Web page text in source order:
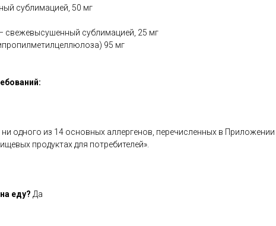
сублимацией, 50 мг
свежевысушенный сублимацией, 25 мг
95 мг
одного из 14 основных аллергенов, перечисленных в Приложении II
продуктах для потребителей».
еду? Да